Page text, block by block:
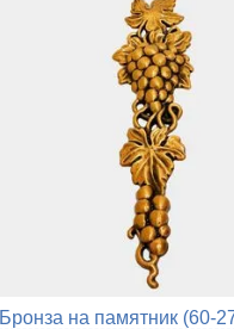
Бронза на памятник (60-